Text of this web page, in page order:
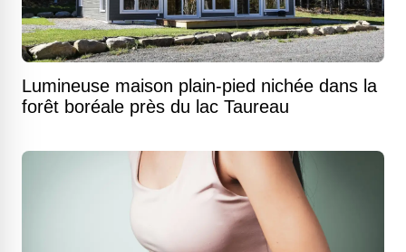
Lumineuse maison plain-pied nichée dans la
forêt boréale près du lac Taureau